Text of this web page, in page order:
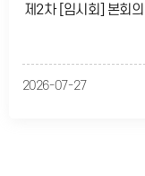
제2차 [임시회] 본회의
2026-07-27